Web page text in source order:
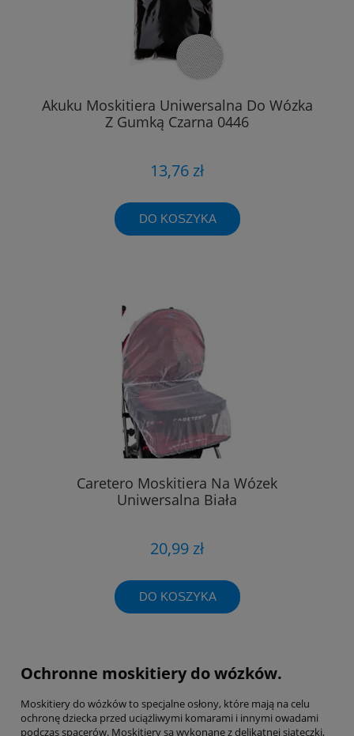
Akuku Moskitiera Uniwersalna Do Wózka
Z Gumką Czarna 0446
13,76 zł
DO KOSZYKA
Caretero Moskitiera Na Wózek
Uniwersalna Biała
20,99 zł
DO KOSZYKA
Ochronne moskitiery do wózków.
Moskitiery do wózków to specjalne osłony, które mają na celu
ochronę dziecka przed uciążliwymi komarami i innymi owadami
podczas spacerów. Moskitiery są wykonane z delikatnej siateczki,